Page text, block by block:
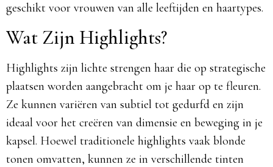
geschikt voor vrouwen van alle leeftijden en haartypes.
Wat Zijn Highlights?
Highlights zijn lichte strengen haar die op strategische
plaatsen worden aangebracht om je haar op te fleuren.
Ze kunnen variëren van subtiel tot gedurfd en zijn
ideaal voor het creëren van dimensie en beweging in je
kapsel. Hoewel traditionele highlights vaak blonde
tonen omvatten, kunnen ze in verschillende tinten